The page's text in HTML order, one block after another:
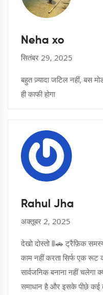
Neha xo
सितंबर 29, 2025
बहुत ज़्यादा जटिल नहीं, बस
ही काफी होगा
Rahul Jha
अक्तूबर 2, 2025
देखो दोस्तो 🚦🚗 ट्रैफ़िक
काम नहीं करता सिर्फ एक रूट
सार्वजनिक बनाना नहीं चलेगा
समाधान है और इसके पीछे कई